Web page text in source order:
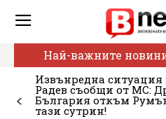
Най-важните
Извънредна
Радев съобщи от МС:
България откъм
тази сутрин!